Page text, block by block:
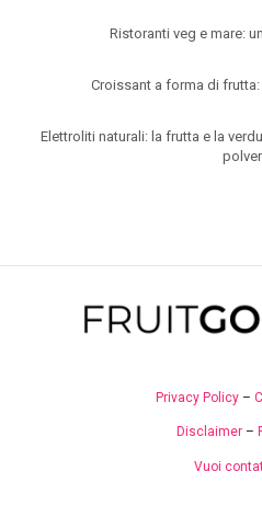
Ristoranti veg e mare:
Croissant a forma di
Elettroliti naturali: la frutta e la
Privacy Policy –
Disclaimer–
Vuoi